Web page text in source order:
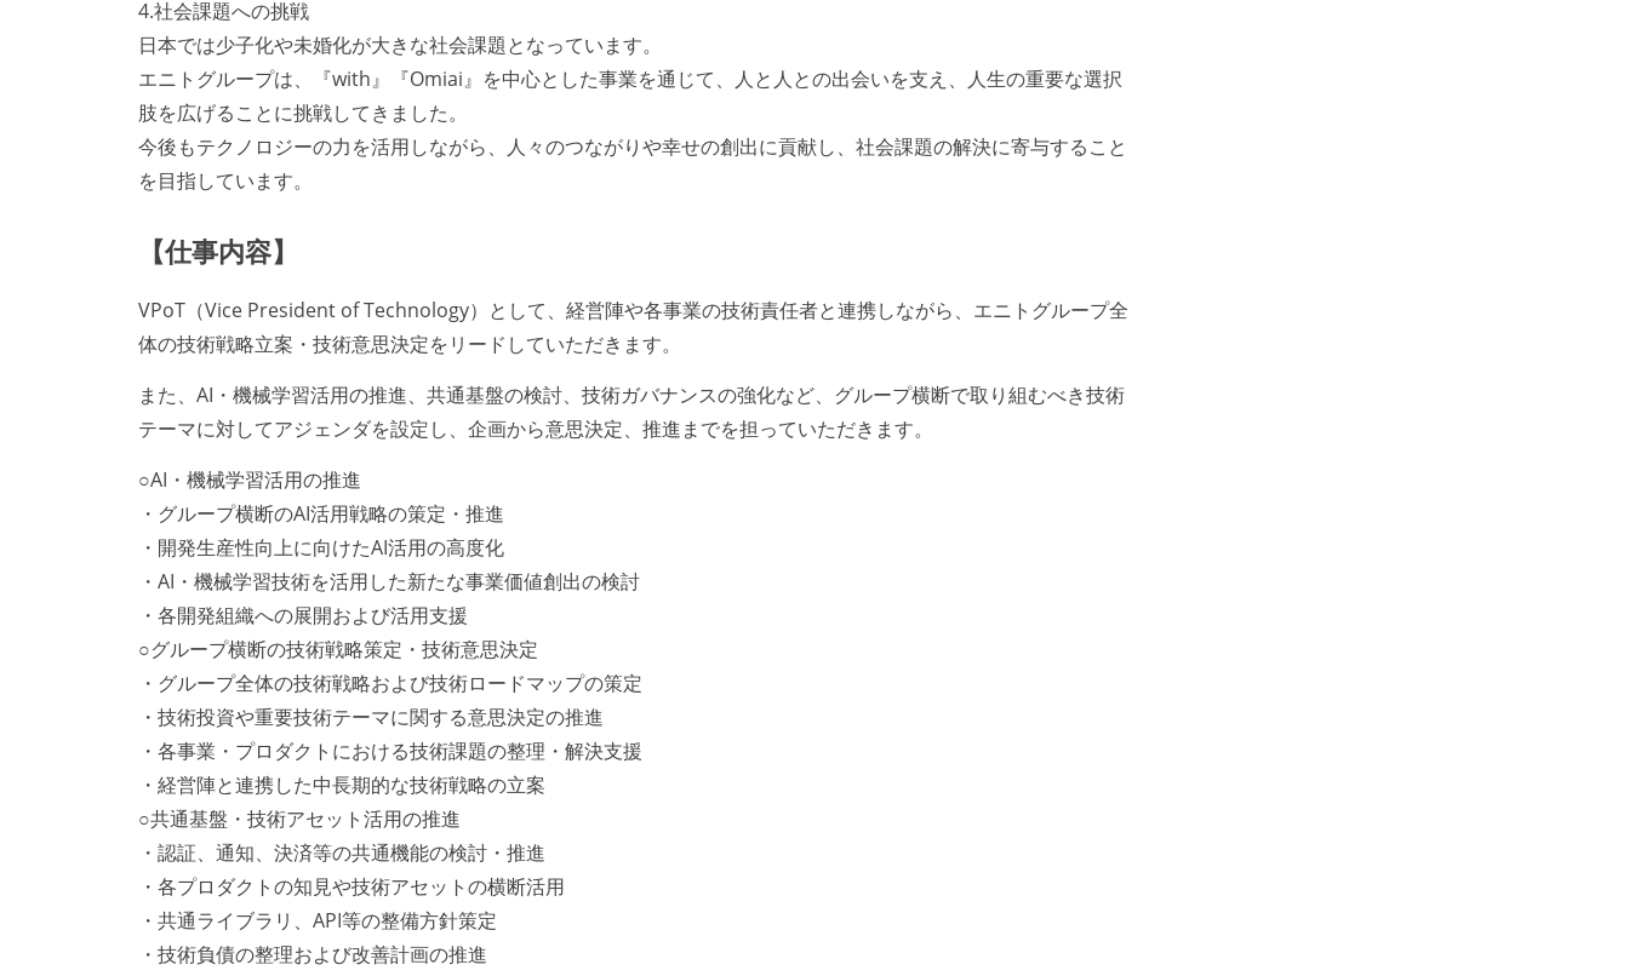
4.社会課題への挑戦
日本では少子化や未婚化が大きな社会課題となっています。
エニトグループは、『with』『Omiai』を中心とした事業を通じて、人と人との出会いを支え、人生の重要な選択
肢を広げることに挑戦してきました。
今後もテクノロジーの力を活用しながら、人々のつながりや幸せの創出に貢献し、社会課題の解決に寄与すること
を目指しています。
【仕事内容】
VPoT（Vice President of Technology）として、経営陣や各事業の技術責任者と連携しながら、エニトグループ全
体の技術戦略立案・技術意思決定をリードしていただきます。
また、AI・機械学習活用の推進、共通基盤の検討、技術ガバナンスの強化など、グループ横断で取り組むべき技術
テーマに対してアジェンダを設定し、企画から意思決定、推進までを担っていただきます。
○AI・機械学習活用の推進
・グループ横断のAI活用戦略の策定・推進
・開発生産性向上に向けたAI活用の高度化
・AI・機械学習技術を活用した新たな事業価値創出の検討
・各開発組織への展開および活用支援
○グループ横断の技術戦略策定・技術意思決定
・グループ全体の技術戦略および技術ロードマップの策定
・技術投資や重要技術テーマに関する意思決定の推進
・各事業・プロダクトにおける技術課題の整理・解決支援
・経営陣と連携した中長期的な技術戦略の立案
○共通基盤・技術アセット活用の推進
・認証、通知、決済等の共通機能の検討・推進
・各プロダクトの知見や技術アセットの横断活用
・共通ライブラリ、API等の整備方針策定
・技術負債の整理および改善計画の推進